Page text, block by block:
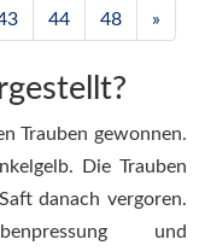
44 48 »
Trauben gewonnen.
Die Trauben
danach vergoren.
und